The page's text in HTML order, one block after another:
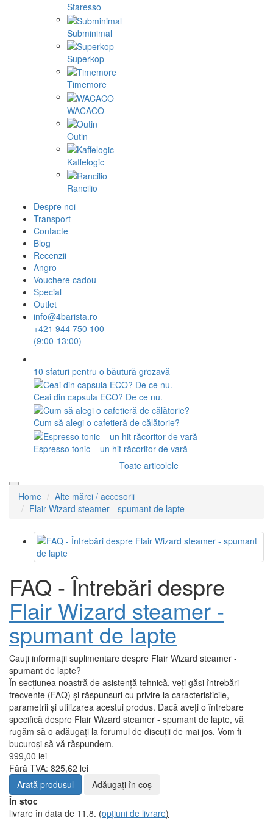
Staresso
Subminimal
Superkop
Timemore
WACACO
Outin
Kaffelogic
Rancilio
Despre noi
Transport
Contacte
Blog
Recenzii
Angro
Vouchere cadou
Special
Outlet
info@4barista.ro
+421 944 750 100
(9:00-13:00)
10 sfaturi pentru o băutură grozavă
Ceai din capsula ECO? De ce nu.
Cum să alegi o cafetieră de călătorie?
Espresso tonic – un hit răcoritor de vară
Toate articolele
Home
Alte mărci / accesorii
Flair Wizard steamer - spumant de lapte
FAQ - Întrebări despre
Flair Wizard steamer -
spumant de lapte
Cauți informații suplimentare despre Flair Wizard steamer -
spumant de lapte?
În secțiunea noastră de asistență tehnică, veți găsi întrebări
frecvente (FAQ) și răspunsuri cu privire la caracteristicile,
parametrii și utilizarea acestui produs. Dacă aveți o întrebare
specifică despre Flair Wizard steamer - spumant de lapte, vă
rugăm să o adăugați la forumul de discuții de mai jos. Vom fi
bucuroși să vă răspundem.
999,00 lei
Fără TVA: 825,62 lei
Arată produsul
Adăugați în coş
În stoc
livrare în data de 11.8. (opțiuni de livrare)